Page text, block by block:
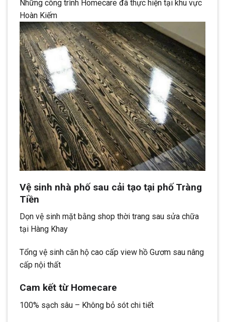
Những công trình Homecare đã thực hiện tại khu vực
Hoàn Kiếm
Vệ sinh nhà phố sau cải tạo tại phố Tràng
Tiền
Dọn vệ sinh mặt bằng shop thời trang sau sửa chữa
tại Hàng Khay
Tổng vệ sinh căn hộ cao cấp view hồ Gươm sau nâng
cấp nội thất
Cam kết từ Homecare
100% sạch sâu – Không bỏ sót chi tiết